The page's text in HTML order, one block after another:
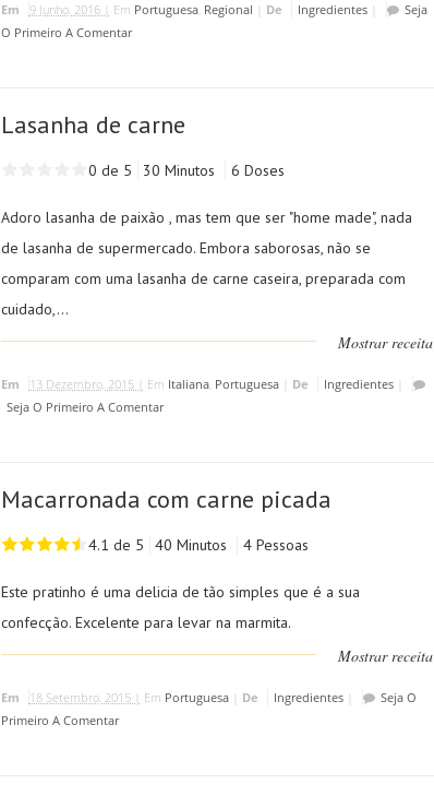
Em 9 Junho, 2016 | Em Portuguesa, Regional De Ingredientes|
Seja
O Primeiro A Comentar
Lasanha de carne
0 de 5 30 Minutos 6 Doses
Adoro lasanha de paixão , mas tem que ser "home made", nada
de lasanha de supermercado. Embora saborosas, não se
comparam com uma lasanha de carne caseira, preparada com
cuidado,...
Mostrar receita
Em 13 Dezembro, 2015 | Em Italiana, Portuguesa| De Ingredientes|
Seja O Primeiro A Comentar
Macarronada com carne picada
4.1 de 5 40 Minutos 4 Pessoas
Este pratinho é uma delicia de tão simples que é a sua
confecção. Excelente para levar na marmita.
Mostrar receita
Em 18 Setembro, 2015 | Em Portuguesa| De Ingredientes|
Seja O
Primeiro A Comentar